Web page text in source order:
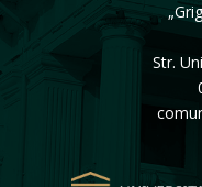
Str.